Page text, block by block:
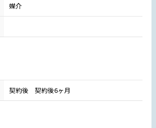
媒介
契約後 契約後6ヶ月